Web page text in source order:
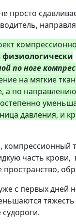
просто
физиологически
по ноге
на мягкие
а по
давления, и
компрессионный
часть
с первых дней
тяжесть